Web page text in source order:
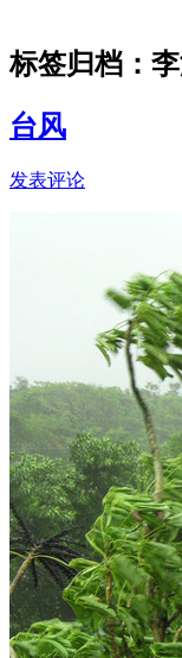
标签归档：
台风
发表评论